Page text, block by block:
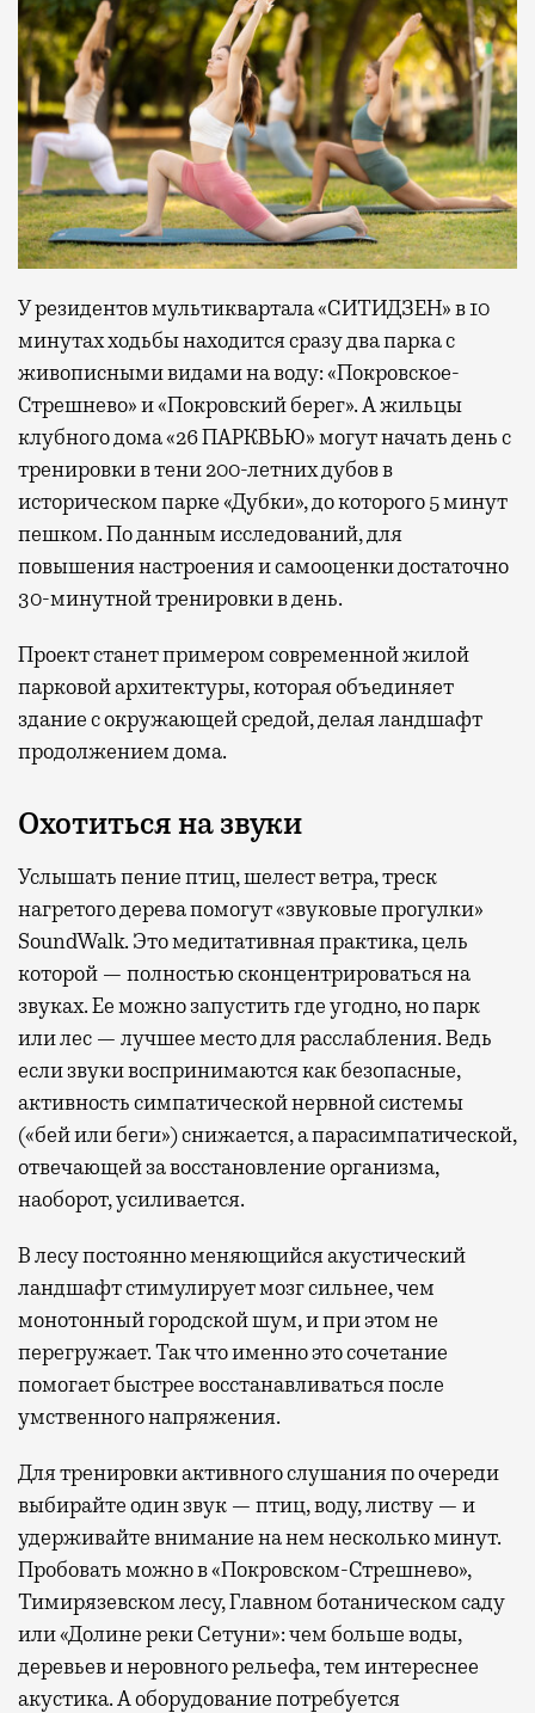
У резидентов мультиквартала «СИТИДЗЕН» в 10
минутах ходьбы находится сразу два парка с
живописными видами на воду: «Покровское-
Стрешнево» и «Покровский берег». А жильцы
клубного дома «26 ПАРКВЬЮ» могут начать день с
тренировки в тени 200-летних дубов в
историческом парке «Дубки», до которого 5 минут
пешком. По данным исследований, для
повышения настроения и самооценки достаточно
30-минутной тренировки в день.
Проект станет примером современной жилой
парковой архитектуры, которая объединяет
здание с окружающей средой, делая ландшафт
продолжением дома.
Охотиться на звуки
Услышать пение птиц, шелест ветра, треск
нагретого дерева помогут «звуковые прогулки»
SoundWalk. Это медитативная практика, цель
которой — полностью сконцентрироваться на
звуках. Ее можно запустить где угодно, но парк
или лес — лучшее место для расслабления. Ведь
если звуки воспринимаются как безопасные,
активность симпатической нервной системы
(«бей или беги») снижается, а парасимпатической,
отвечающей за восстановление организма,
наоборот, усиливается.
В лесу постоянно меняющийся акустический
ландшафт стимулирует мозг сильнее, чем
монотонный городской шум, и при этом не
перегружает. Так что именно это сочетание
помогает быстрее восстанавливаться после
умственного напряжения.
Для тренировки активного слушания по очереди
выбирайте один звук — птиц, воду, листву — и
удерживайте внимание на нем несколько минут.
Пробовать можно в «Покровском-Стрешнево»,
Тимирязевском лесу, Главном ботаническом саду
или «Долине реки Сетуни»: чем больше воды,
деревьев и неровного рельефа, тем интереснее
акустика. А оборудование потребуется